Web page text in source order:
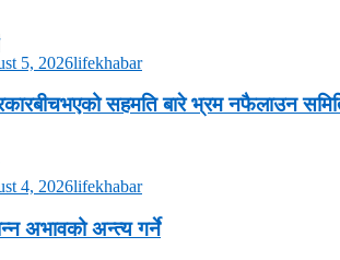
5, 2026lifekhabar
सहमति बारे भ्रम नफैलाउन
4, 2026lifekhabar
अभावको अन्त्य गर्ने